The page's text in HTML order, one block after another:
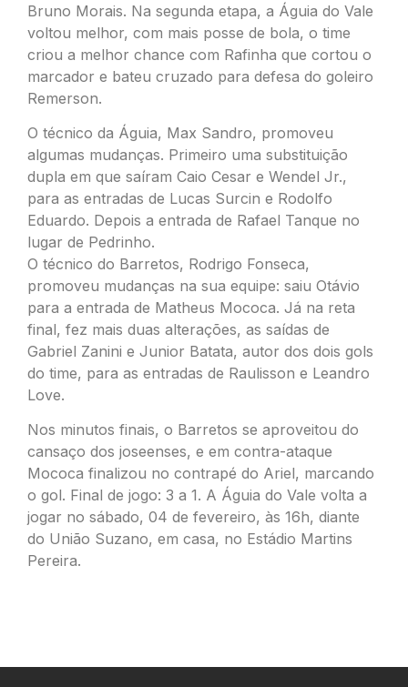
Bruno Morais. Na segunda etapa, a Águia do Vale
voltou melhor, com mais posse de bola, o time
criou a melhor chance com Rafinha que cortou o
marcador e bateu cruzado para defesa do goleiro
Remerson.
O técnico da Águia, Max Sandro, promoveu
algumas mudanças. Primeiro uma substituição
dupla em que saíram Caio Cesar e Wendel Jr.,
para as entradas de Lucas Surcin e Rodolfo
Eduardo. Depois a entrada de Rafael Tanque no
lugar de Pedrinho.
O técnico do Barretos, Rodrigo Fonseca,
promoveu mudanças na sua equipe: saiu Otávio
para a entrada de Matheus Mococa. Já na reta
final, fez mais duas alterações, as saídas de
Gabriel Zanini e Junior Batata, autor dos dois gols
do time, para as entradas de Raulisson e Leandro
Love.
Nos minutos finais, o Barretos se aproveitou do
cansaço dos joseenses, e em contra-ataque
Mococa finalizou no contrapé do Ariel, marcando
o gol. Final de jogo: 3 a 1. A Águia do Vale volta a
jogar no sábado, 04 de fevereiro, às 16h, diante
do União Suzano, em casa, no Estádio Martins
Pereira.